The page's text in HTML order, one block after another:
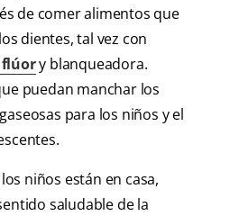
de comer alimentos que
dientes, tal vez con
flúory blanqueadora.
puedan manchar los
para los niños y el
niños están en casa,
saludable de la